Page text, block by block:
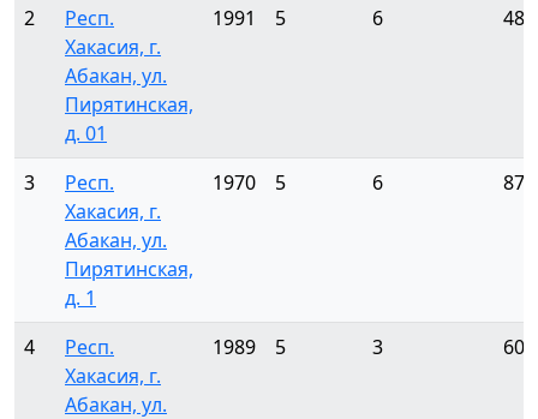
2
Респ.
Хакасия, г.
Абакан, ул.
Пирятинская,
д. 01
1991 5 6 48
3
Респ.
Хакасия, г.
Абакан, ул.
Пирятинская,
д. 1
1970 5 6 87
4
Респ.
Хакасия, г.
Абакан, ул.
1989 5 3 60